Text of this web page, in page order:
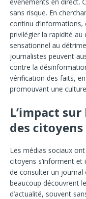
sans risque. En
continu
privilégier la rapidité
sensationnel au
journalistes peuvent
contre la
vérification des faits,
promouvant une culture
L’impact
des citoyens
Les médias sociaux
citoyens s’informent et
de consulter un journal
beaucoup découvrent
d’actualité, souvent